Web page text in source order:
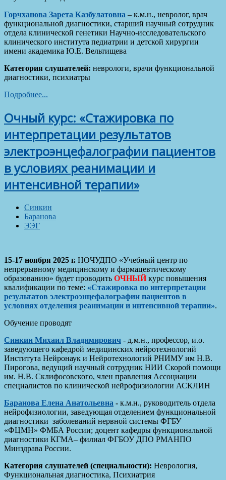
Горчханова Зарета Казбулатовна – к.м.н., невролог, врач
функциональной диагностики, старший научный сотрудник
отдела клинической генетики Научно-исследовательского
клинического института педиатрии и детской хирургии
имени академика Ю.Е. Вельтищева
Категория слушателей: неврологи, врачи функциональной
диагностики, психиатры
Подробнее...
Очный курс: «Стажировка по
интерпретации результатов
электроэнцефалографии пациентов
в условиях реанимации и
интенсивной терапии»
Синкин
Баранова
ЭЭГ
15-17 ноября 2025 г. НОЧУДПО «Учебный центр по
непрерывному медицинскому и фармацевтическому
образованию» будет проводить ОЧНЫЙкурс повышения
квалификации по теме: «Стажировка по интерпретации
результатов электроэнцефалографии пациентов в
условиях отделения реанимации и интенсивной терапии».
Обучение проводят
Синкин Михаил Владимирович - д.м.н., профессор, и.о.
заведующего кафедрой медицинских нейротехнологий
Института Нейронаук и Нейротехнологий РНИМУ им Н.В.
Пирогова, ведущий научный сотрудник НИИ Скорой помощи
им. Н.В. Склифосовского, член правления Ассоциации
специалистов по клинической нейрофизиологии АСКЛИН
Баранова Елена Анатольевна - к.м.н., руководитель отдела
нейрофизиологии, заведующая отделением функциональной
диагностики заболеваний нервной системы ФГБУ
«ФЦМН» ФМБА России; доцент кафедры функциональной
диагностики КГМА– филиал ФГБОУ ДПО РМАНПО
Минздрава России.
Категория слушателей (специальности): Неврология,
Функциональная диагностика, Психиатрия